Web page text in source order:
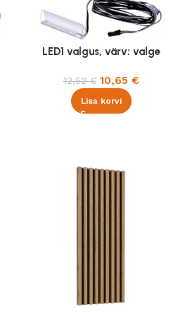
LED1 valgus, värv: valge
12,52€ 10,65 €
Lisa korvi